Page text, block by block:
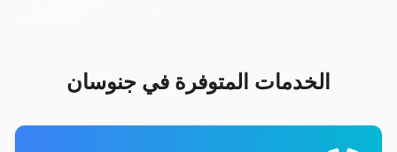
الخدمات المتوفرة في جنوسان